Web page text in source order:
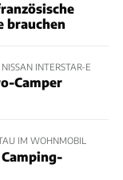
brauchen
INTERSTAR-E
Camper
IM WOHNMOBIL